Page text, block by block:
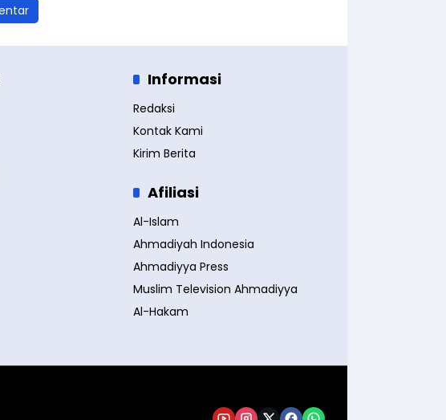
Informasi
Redaksi
Kontak Kami
Kirim Berita
Afiliasi
Al-Islam
Ahmadiyah Indonesia
Ahmadiyya Press
Muslim Television Ahmadiyya
Al-Hakam